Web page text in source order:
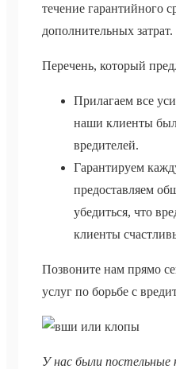
течение гарантийного
дополнительных затрат.
Перечень, который
Прилагаем все
наши клиенты
вредителей.
Гарантируем
предоставляем
убедиться, что
клиенты
Позвоните нам прямо
услуг по борьбе с
У нас были постельные